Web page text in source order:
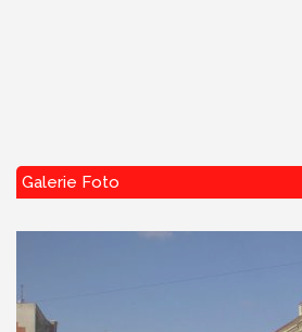
Galerie Foto